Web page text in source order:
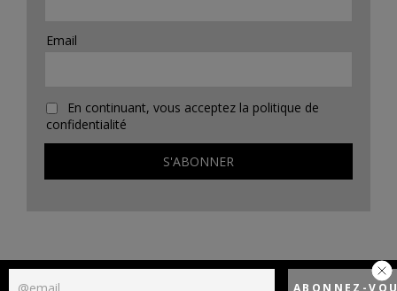
Email
En continuant, vous acceptez la politique de
confidentialité